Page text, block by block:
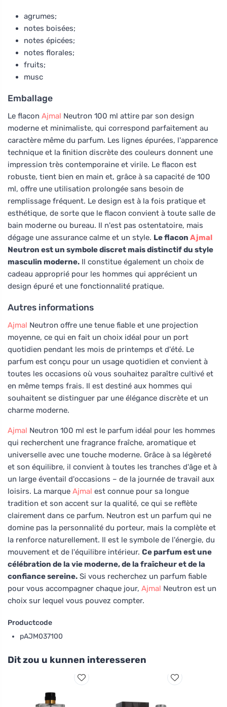
agrumes;
notes boisées;
notes épicées;
notes florales;
fruits;
musc
Emballage
Le flacon Ajmal Neutron 100 ml attire par son design
moderne et minimaliste, qui correspond parfaitement au
caractère même du parfum. Les lignes épurées, l'apparence
technique et la finition discrète des couleurs donnent une
impression très contemporaine et virile. Le flacon est
robuste, tient bien en main et, grâce à sa capacité de 100
ml, offre une utilisation prolongée sans besoin de
remplissage fréquent. Le design est à la fois pratique et
esthétique, de sorte que le flacon convient à toute salle de
bain moderne ou bureau. Il n'est pas ostentatoire, mais
dégage une assurance calme et un style. Le flacon Ajmal
Neutron est un symbole discret mais distinctif du style
masculin moderne. Il constitue également un choix de
cadeau approprié pour les hommes qui apprécient un
design épuré et une fonctionnalité pratique.
Autres informations
Ajmal Neutron offre une tenue fiable et une projection
moyenne, ce qui en fait un choix idéal pour un port
quotidien pendant les mois de printemps et d'été. Le
parfum est conçu pour un usage quotidien et convient à
toutes les occasions où vous souhaitez paraître cultivé et
en même temps frais. Il est destiné aux hommes qui
souhaitent se distinguer par une élégance discrète et un
charme moderne.
Ajmal Neutron 100 ml est le parfum idéal pour les hommes
qui recherchent une fragrance fraîche, aromatique et
universelle avec une touche moderne. Grâce à sa légèreté
et son équilibre, il convient à toutes les tranches d'âge et à
un large éventail d'occasions – de la journée de travail aux
loisirs. La marque Ajmal est connue pour sa longue
tradition et son accent sur la qualité, ce qui se reflète
clairement dans ce parfum. Neutron est un parfum qui ne
domine pas la personnalité du porteur, mais la complète et
la renforce naturellement. Il est le symbole de l'énergie, du
mouvement et de l'équilibre intérieur. Ce parfum est une
célébration de la vie moderne, de la fraîcheur et de la
confiance sereine. Si vous recherchez un parfum fiable
pour vous accompagner chaque jour, Ajmal Neutron est un
choix sur lequel vous pouvez compter.
Productcode
pAJM037100
Dit zou u kunnen interesseren